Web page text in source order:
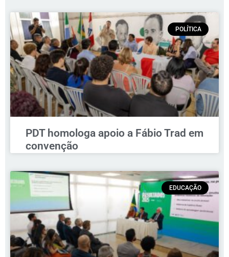
POLÍTICA
PDT homologa apoio a Fábio Trad em
convenção
EDUCAÇÃO